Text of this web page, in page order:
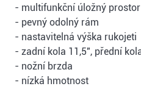
- multifunkční úložný prostor
- pevný odolný rám
- nastavitelná výška rukojeti
- zadní kola 11,5", přední
- nožní brzda
- nízká hmotnost